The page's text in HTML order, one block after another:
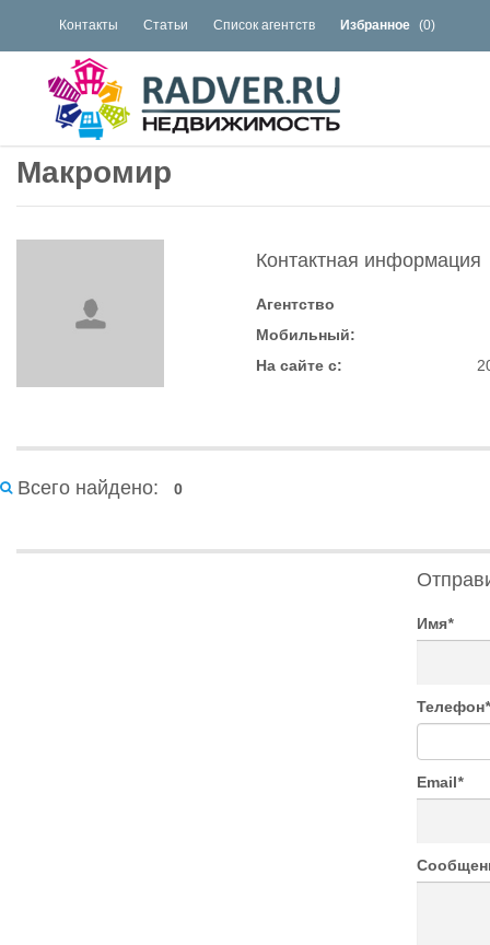
Контакты Статьи Список агентств Избранное (0)
Макромир
Контактная информация
Агентство
Мобильный:
На сайте с:
Всего найдено: 0
Имя*
Телефон*
Email*